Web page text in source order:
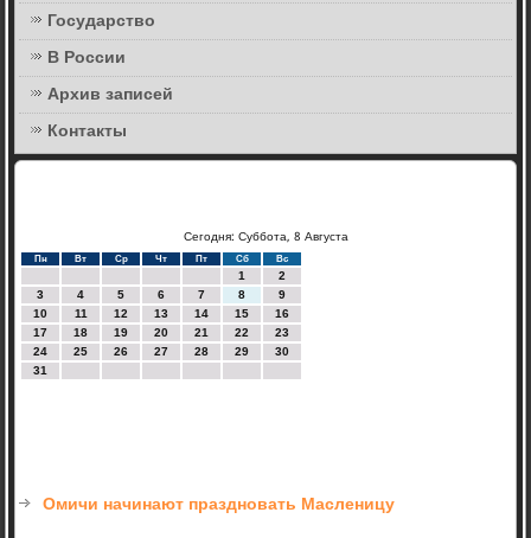
Государство
В России
Архив записей
Контакты
Сегодня: Суббота, 8 Августа
Пн Вт Ср Чт Пт Сб Вс
1
2
3
4 5 6 7 8
9
10
11 12 13 14 15
16
17
18 19 20 21 22
23
24
25 26 27 28 29
30
31
Омичи начинают праздновать Масленицу